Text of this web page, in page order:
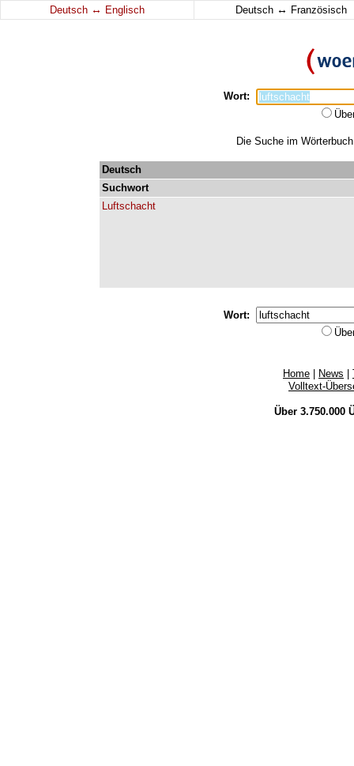
Deutsch ↔ Englisch Deutsch ↔ Französisch
Wort:
Die Suche im
Deutsch
Suchwort
Luftschacht
Wort:
Home News
Volltext-
Über 3.750.000